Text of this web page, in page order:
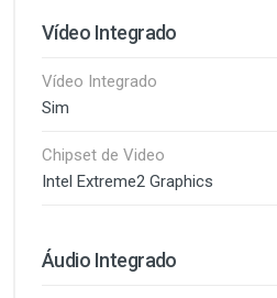
Vídeo Integrado
Vídeo Integrado
Sim
Chipset de Video
Intel Extreme2 Graphics
Áudio Integrado